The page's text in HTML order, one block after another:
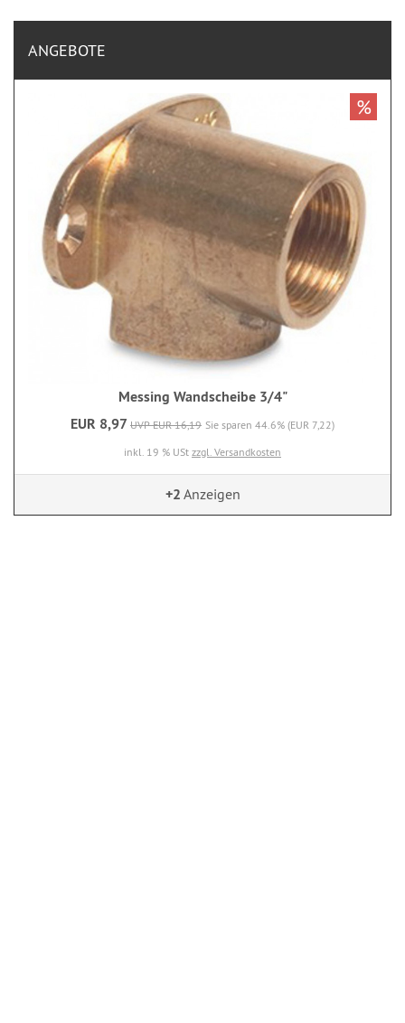
ANGEBOTE
Messing Wandscheibe 3/4"
EUR 8,97 UVP EUR 16,19 Sie sparen 44.6% (EUR 7,22)
inkl. 19 % USt zzgl. Versandkosten
%
+2 Anzeigen